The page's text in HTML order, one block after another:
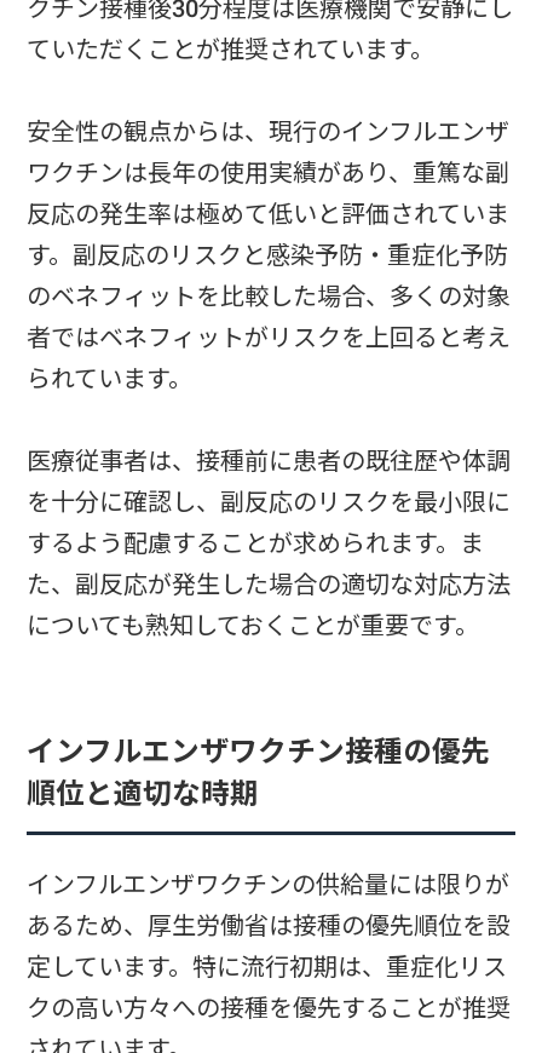
クチン接種後30分程度は医療機関で安静にし
ていただくことが推奨されています。
安全性の観点からは、現行のインフルエンザ
ワクチンは長年の使用実績があり、重篤な副
反応の発生率は極めて低いと評価されていま
す。副反応のリスクと感染予防・重症化予防
のベネフィットを比較した場合、多くの対象
者ではベネフィットがリスクを上回ると考え
られています。
医療従事者は、接種前に患者の既往歴や体調
を十分に確認し、副反応のリスクを最小限に
するよう配慮することが求められます。ま
た、副反応が発生した場合の適切な対応方法
についても熟知しておくことが重要です。
インフルエンザワクチン接種の優先
順位と適切な時期
インフルエンザワクチンの供給量には限りが
あるため、厚生労働省は接種の優先順位を設
定しています。特に流行初期は、重症化リス
クの高い方々への接種を優先することが推奨